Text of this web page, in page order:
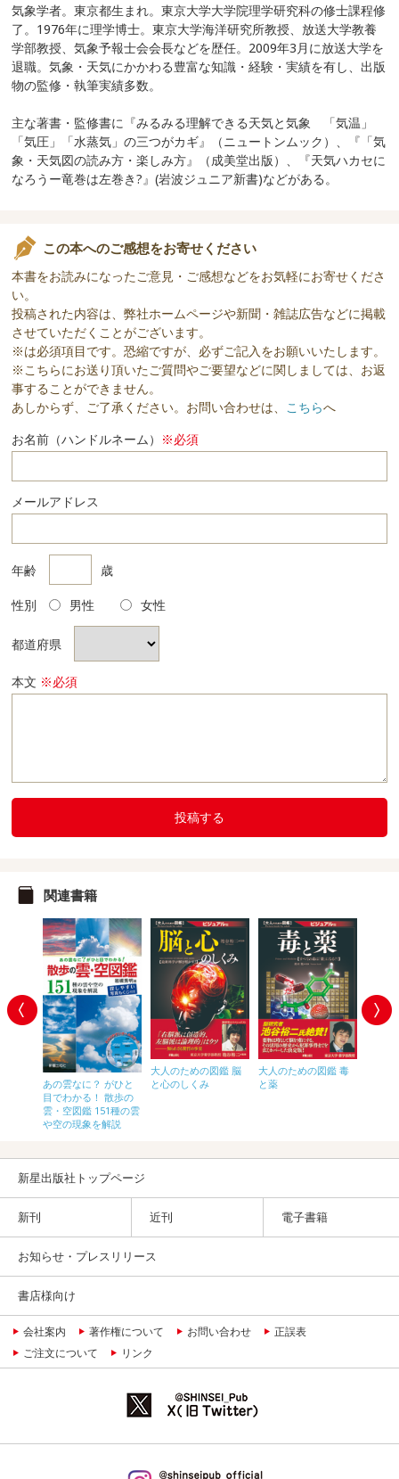
気象学者。東京都生まれ。東京大学大学院理学研究科の修士課程修
了。1976年に理学博士。東京大学海洋研究所教授、放送大学教養
学部教授、気象予報士会会長などを歴任。2009年3月に放送大学を
退職。気象・天気にかかわる豊富な知識・経験・実績を有し、出版
物の監修・執筆実績多数。
主な著書・監修書に『みるみる理解できる天気と気象 「気温」
「気圧」「水蒸気」の三つがカギ』（ニュートンムック）、『「気
象・天気図の読み方・楽しみ方』（成美堂出版）、『天気ハカセに
なろうー竜巻は左巻き?』(岩波ジュニア新書)などがある。
この本へのご感想をお寄せください
本書をお読みになったご意見・ご感想などをお気軽にお寄せくださ
い。
投稿された内容は、弊社ホームページや新聞・雑誌広告などに掲載
させていただくことがございます。
※は必須項目です。恐縮ですが、必ずご記入をお願いいたします。
※こちらにお送り頂いたご質問やご要望などに関しましては、お返
事することができません。
あしからず、ご了承ください。お問い合わせは、 こちらへ
お名前（ハンドルネーム） ※必須
メールアドレス
年齢 歳
性別 男性 女性
都道府県
本文 ※必須
投稿する
関連書籍
あの雲なに？ がひと
目でわかる！ 散歩の
雲・空図鑑 151種の雲
や空の現象を解説
大人のための図鑑 脳
と心のしくみ
大人のための図鑑 毒
と薬
新星出版社トップページ
新刊 近刊 電子書籍
お知らせ・プレスリリース
書店様向け
会社案内 著作権について お問い合わせ
正誤表
ご注文について
リンク